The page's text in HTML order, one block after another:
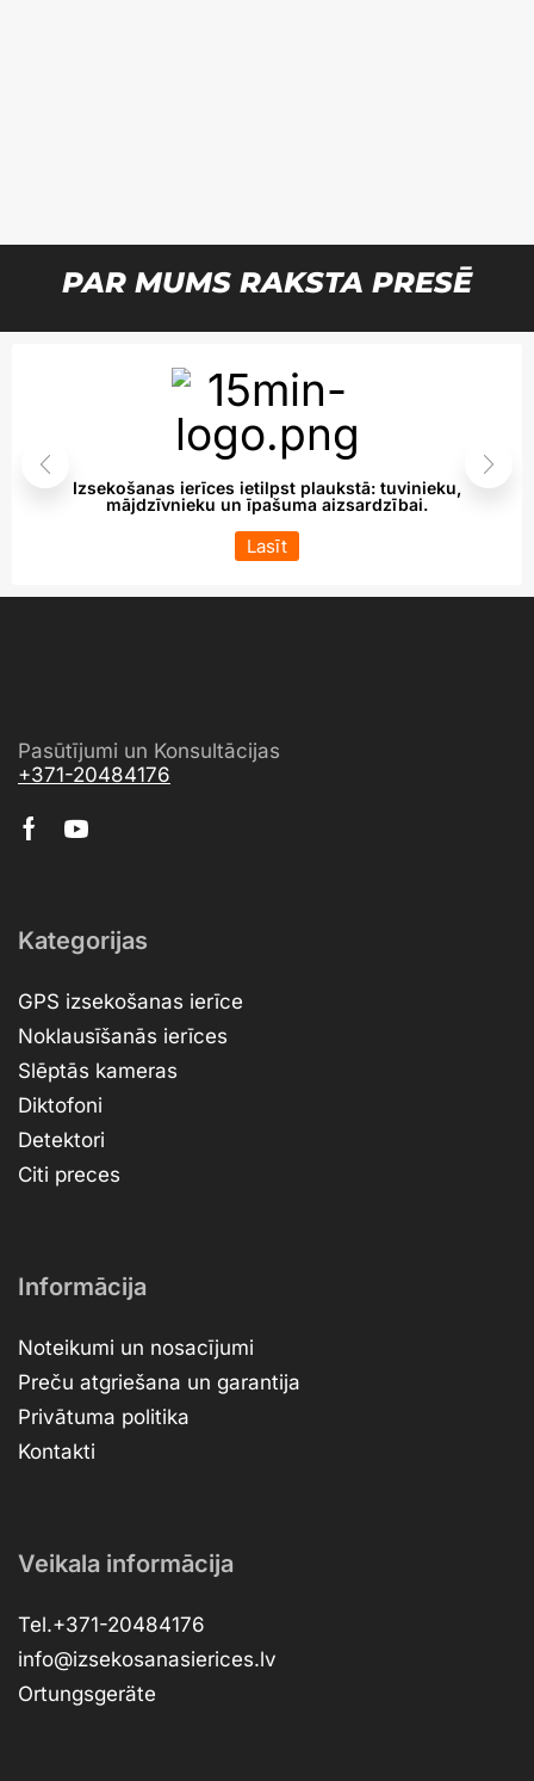
PAR MUMS RAKSTA PRESĒ
Izsekošanas ierīces ietilpst plaukstā: tuvinieku,
mājdzīvnieku un īpašuma aizsardzībai.
Lasīt
Pasūtījumi un Konsultācijas
+371-20484176
Kategorijas
GPS izsekošanas ierīce
Noklausīšanās ierīces
Slēptās kameras
Diktofoni
Detektori
Citi preces
Informācija
Noteikumi un nosacījumi
Preču atgriešana un garantija
Privātuma politika
Kontakti
Veikala informācija
Tel.+371-20484176
info@izsekosanasierices.lv
Ortungsgeräte